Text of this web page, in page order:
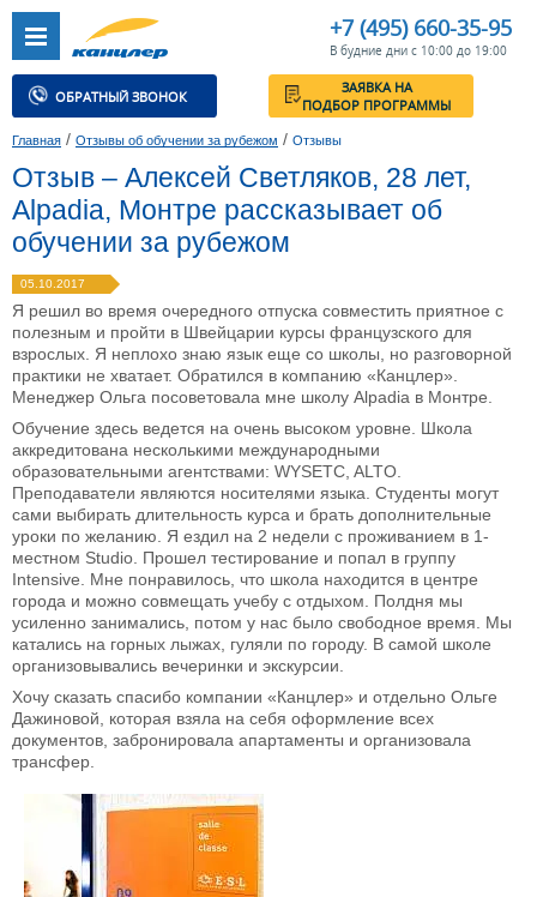
+7 (495) 660-35-95
В будние дни с 10:00 до 19:00
ОБРАТНЫЙ ЗВОНОК
ЗАЯВКА НА
ПОДБОР ПРОГРАММЫ
Главная / Отзывы об обучении за рубежом / Отзывы
Отзыв – Алексей Светляков, 28 лет,
Alpadia, Монтре рассказывает об
обучении за рубежом
05.10.2017
Я решил во время очередного отпуска совместить приятное с
полезным и пройти в Швейцарии курсы французского для
взрослых. Я неплохо знаю язык еще со школы, но разговорной
практики не хватает. Обратился в компанию «Канцлер».
Менеджер Ольга посоветовала мне школу Alpadia в Монтре.
Обучение здесь ведется на очень высоком уровне. Школа
аккредитована несколькими международными
образовательными агентствами: WYSETC, ALTO.
Преподаватели являются носителями языка. Студенты могут
сами выбирать длительность курса и брать дополнительные
уроки по желанию. Я ездил на 2 недели с проживанием в 1-
местном Studio. Прошел тестирование и попал в группу
Intensive. Мне понравилось, что школа находится в центре
города и можно совмещать учебу с отдыхом. Полдня мы
усиленно занимались, потом у нас было свободное время. Мы
катались на горных лыжах, гуляли по городу. В самой школе
организовывались вечеринки и экскурсии.
Хочу сказать спасибо компании «Канцлер» и отдельно Ольге
Дажиновой, которая взяла на себя оформление всех
документов, забронировала апартаменты и организовала
трансфер.